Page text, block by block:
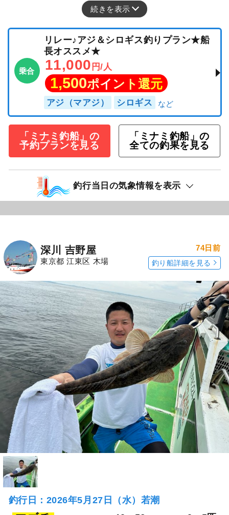
続きを表示
乗合
リレー♪アジ＆シロギス釣りプラン★船
長オススメ★
11,000 円/人
1,500ポイント還元
アジ（マアジ） シロギス
「ミナミ釣船」の
予約プランを見る
「ミナミ釣船」の
全ての釣果を見る
釣行当日の気象情報を表示
深川 吉野屋
東京都 江東区 木場
74日前
釣り船詳細を見る
釣行日：2026年5月27日（水）若潮